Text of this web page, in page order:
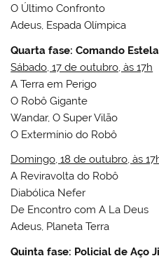
O Último Confronto
Adeus, Espada Olímpica
Quarta fase: Comando
Sábado, 17 de outubro, às 17h
A Terra em Perigo
O Robô Gigante
Wandar, O Super Vilão
O Extermínio do Robô
Domingo, 18 de outubro, às
A Reviravolta do Robô
Diabólica Nefer
De Encontro com A La Deus
Adeus, Planeta Terra
Quinta fase: Policial de Aço